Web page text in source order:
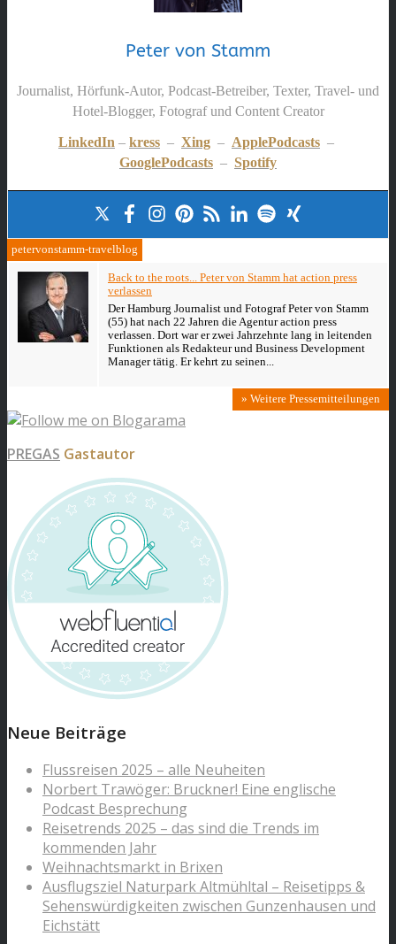
Peter von Stamm
Journalist, Hörfunk-Autor, Podcast-Betreiber, Texter, Travel- und
Hotel-Blogger, Fotograf und Content Creator
LinkedIn – kress – Xing – ApplePodcasts –
GooglePodcasts – Spotify
petervonstamm-travelblog
Back to the roots... Peter von Stamm hat action press
verlassen
Der Hamburg Journalist und Fotograf Peter von Stamm
(55) hat nach 22 Jahren die Agentur action press
verlassen. Dort war er zwei Jahrzehnte lang in leitenden
Funktionen als Redakteur und Business Development
Manager tätig. Er kehrt zu seinen...
» Weitere Pressemitteilungen
PREGAS Gastautor
Neue Beiträge
Flussreisen 2025 – alle Neuheiten
Norbert Trawöger: Bruckner! Eine englische
Podcast Besprechung
Reisetrends 2025 – das sind die Trends im
kommenden Jahr
Weihnachtsmarkt in Brixen
Ausflugsziel Naturpark Altmühltal – Reisetipps &
Sehenswürdigkeiten zwischen Gunzenhausen und
Eichstätt